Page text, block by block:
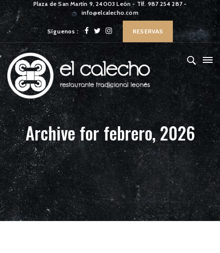
Plaza de San Martín 9, 24003 León - Tlf. 987 254 287 -
info@elcalecho.com
Síguenos : RESERVAS
Archive for febrero, 2026